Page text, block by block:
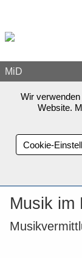
MiD
Wir
Website.
Cookie-
Musik im